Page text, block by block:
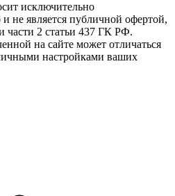
исключительно
не является публичной офертой,
части 2 статьи 437 ГК РФ.
на сайте может отличаться
настройками ваших